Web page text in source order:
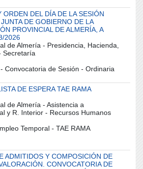
ORDEN DEL DÍA DE LA SESIÓN
DE GOBIERNO DE LA
PROVINCIAL DE ALMERÍA, A
2026
de Almería - Presidencia, Hacienda,
Secretaría
Convocatoria de Sesión - Ordinaria
DE ESPERA TAE RAMA
de Almería - Asistencia a
y R. Interior - Recursos Humanos
Temporal - TAE RAMA
ADMITIDOS Y COMPOSICIÓN DE
CONVOCATORIA DE